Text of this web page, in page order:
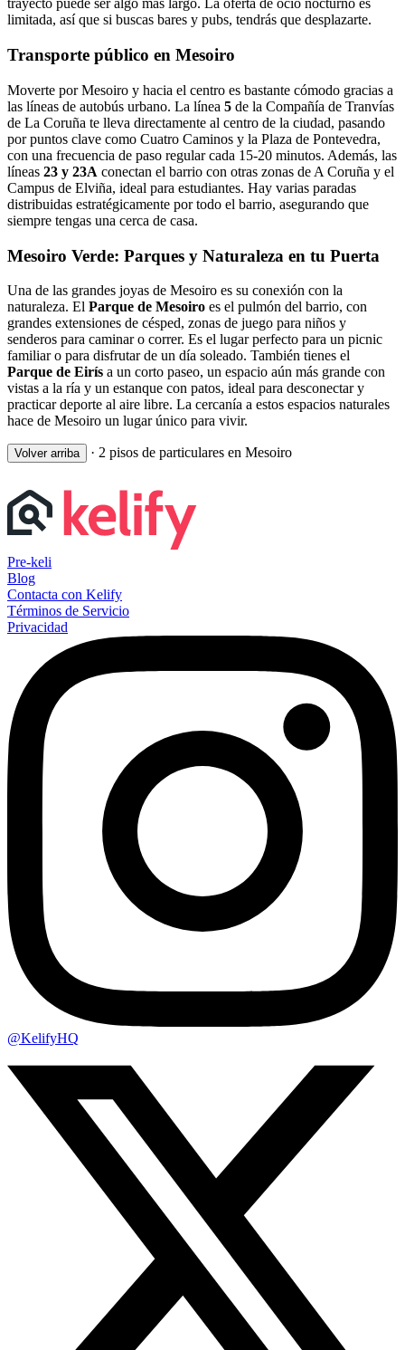
trayecto puede ser algo más largo. La oferta de ocio nocturno es
limitada, así que si buscas bares y pubs, tendrás que desplazarte.
Transporte público en Mesoiro
Moverte por Mesoiro y hacia el centro es bastante cómodo gracias a
las líneas de autobús urbano. La línea 5 de la Compañía de Tranvías
de La Coruña te lleva directamente al centro de la ciudad, pasando
por puntos clave como Cuatro Caminos y la Plaza de Pontevedra,
con una frecuencia de paso regular cada 15-20 minutos. Además, las
líneas 23 y 23A conectan el barrio con otras zonas de A Coruña y el
Campus de Elviña, ideal para estudiantes. Hay varias paradas
distribuidas estratégicamente por todo el barrio, asegurando que
siempre tengas una cerca de casa.
Mesoiro Verde: Parques y Naturaleza en tu Puerta
Una de las grandes joyas de Mesoiro es su conexión con la
naturaleza. El Parque de Mesoiro es el pulmón del barrio, con
grandes extensiones de césped, zonas de juego para niños y
senderos para caminar o correr. Es el lugar perfecto para un picnic
familiar o para disfrutar de un día soleado. También tienes el
Parque de Eirís a un corto paseo, un espacio aún más grande con
vistas a la ría y un estanque con patos, ideal para desconectar y
practicar deporte al aire libre. La cercanía a estos espacios naturales
hace de Mesoiro un lugar único para vivir.
Volver arriba · 2 pisos de particulares en Mesoiro
Pre-keli
Blog
Contacta con Kelify
Términos de Servicio
Privacidad
@KelifyHQ